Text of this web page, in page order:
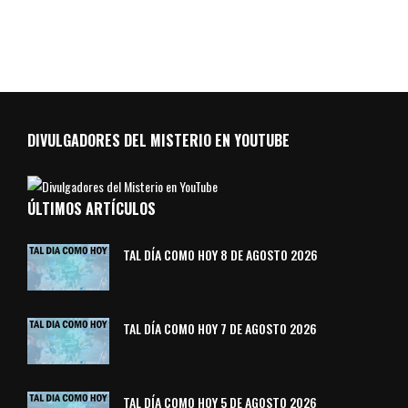
DIVULGADORES DEL MISTERIO EN YOUTUBE
ÚLTIMOS ARTÍCULOS
TAL DÍA COMO HOY 8 DE AGOSTO 2026
TAL DÍA COMO HOY 7 DE AGOSTO 2026
TAL DÍA COMO HOY 5 DE AGOSTO 2026